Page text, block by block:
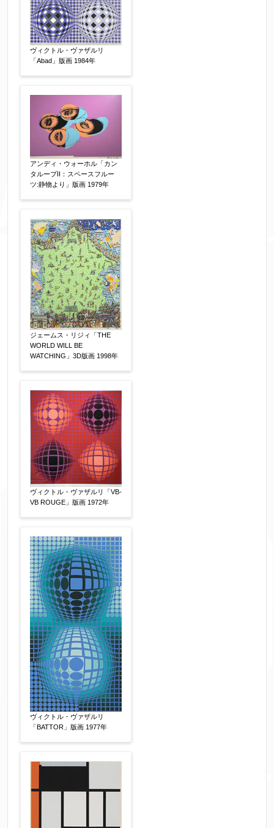
個人情報の取扱いについて、同意の上送信しま
す。（確認画面は表示されません）
同意する 【必須】
※データはSSL(Secure Sockets Layer)通信によ
り暗号化して送信されます。
ヴィクトル・ヴァザルリ
「Abad」版画 1984年
アンディ・ウォーホル「カン
タループII：スペースフルー
ツ:静物より」版画 1979年
ジェームス・リジィ「THE
WORLD WILL BE
WATCHING」3D版画 1998年
ヴィクトル・ヴァザルリ「VB-
VB ROUGE」版画 1972年
ヴィクトル・ヴァザルリ
「BATTOR」版画 1977年